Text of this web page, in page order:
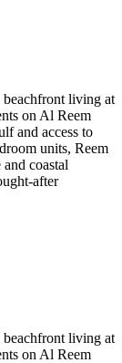
beachfront living at
on Al Reem
and access to
units, Reem
coastal
after
beachfront living at
on Al Reem